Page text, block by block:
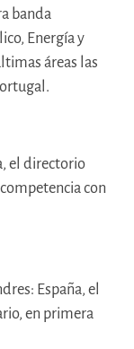
banda
Energía y
áreas las
el directorio
con
España, el
en primera